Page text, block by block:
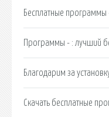
Бесплатные программы
Программы - : лучший
Благодарим за
Скачать бесплатные